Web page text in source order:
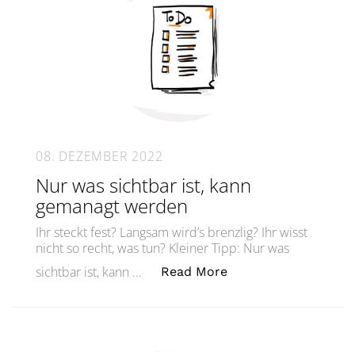
08. DEZEMBER 2022
Nur was sichtbar ist, kann
gemanagt werden
Ihr steckt fest? Langsam wird’s brenzlig? Ihr wisst
nicht so recht, was tun? Kleiner Tipp: Nur was
sichtbar ist, kann …
Read More„Nur was sichtbar